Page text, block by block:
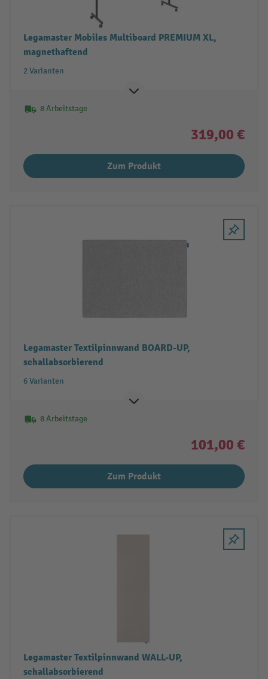
Legamaster Mobiles Multiboard PREMIUM XL,
magnethaftend
2 Varianten
8 Arbeitstage
319,00 €
Zum Produkt
Legamaster Textilpinnwand BOARD-UP,
schallabsorbierend
6 Varianten
8 Arbeitstage
101,00 €
Zum Produkt
Legamaster Textilpinnwand WALL-UP,
schallabsorbierend